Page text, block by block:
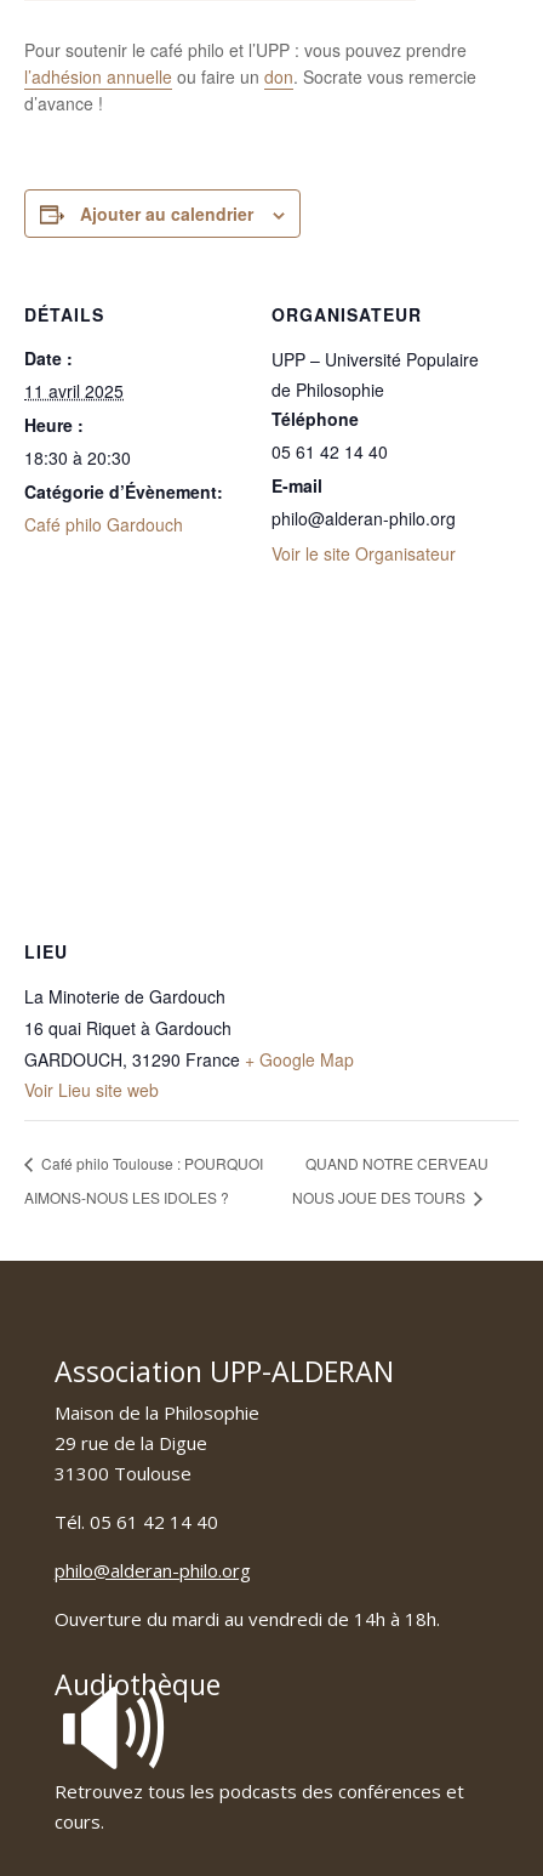
Pour soutenir le café philo et l’UPP : vous pouvez prendre
l’adhésion annuelle ou faire un don. Socrate vous remercie
d’avance !
Ajouter au calendrier
DÉTAILS
Date :
11 avril 2025
Heure :
18:30 à 20:30
Catégorie d’Évènement:
Café philo Gardouch
ORGANISATEUR
UPP – Université Populaire
de Philosophie
Téléphone
05 61 42 14 40
E-mail
philo@alderan-philo.org
Voir le site Organisateur
LIEU
La Minoterie de Gardouch
16 quai Riquet à Gardouch
GARDOUCH, 31290 France + Google Map
Voir Lieu site web
Café philo Toulouse : POURQUOI
AIMONS-NOUS LES IDOLES ?
QUAND NOTRE CERVEAU
NOUS JOUE DES TOURS
Association UPP-ALDERAN
Maison de la Philosophie
29 rue de la Digue
31300 Toulouse
Tél. 05 61 42 14 40
philo@alderan-philo.org
Ouverture du mardi au vendredi de 14h à 18h.
Audiothèque
🔊
Retrouvez tous les podcasts des conférences et
cours.